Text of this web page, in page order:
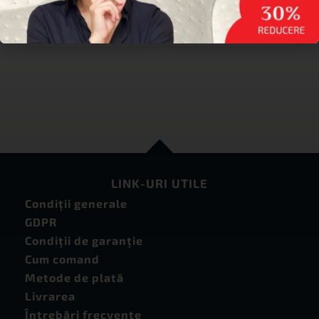
cu
elastic . Densitate –
300 gr/m2
LINK-URI UTILE
Condiţii generale
GDPR
Condiţii de garanţie
Cum comand
Metode de plată
Livrarea
Întrebări frecvente